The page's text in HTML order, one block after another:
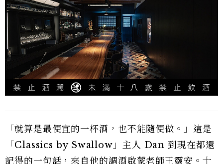
「就算是最便宜的一杯酒，也不能隨便做。」這是
「Classics by Swallow」主人 Dan 到現在都還
記得的一句話，來自他的調酒啟蒙老師王靈安。十